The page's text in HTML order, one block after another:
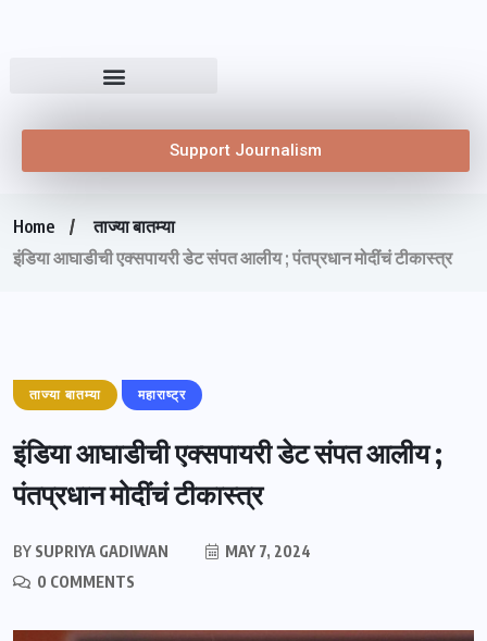
Support Journalism
Home
ताज्या बातम्या
इंडिया आघाडीची एक्सपायरी डेट संपत आलीय ; पंतप्रधान मोदींचं टीकास्त्र
ताज्या बातम्या महाराष्ट्र
इंडिया आघाडीची एक्सपायरी डेट संपत आलीय ;
पंतप्रधान मोदींचं टीकास्त्र
BY SUPRIYA GADIWAN
MAY 7, 2024
0 COMMENTS